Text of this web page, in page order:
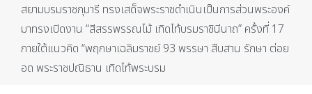
สยามบรมราชกุมารี ทรงเสด็จพระราชดำเนินเป็นการส่วนพระองค์
มาทรงเปิดงาน “สีสรรพรรณไม้ เทิดไท้บรมราชินีนาถ” ครั้งที่ 17
ภายใต้แนวคิด “พฤกษาเฉลิมราชย์ 93 พรรษา สืบสาน รักษา ต่อย
อด พระราชปณิธาน เทิดไท้พระบรม